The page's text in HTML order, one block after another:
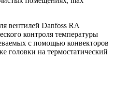
вентилей Danfoss RA
контроля температуры
с помощью конвекторов
головки на термостатический